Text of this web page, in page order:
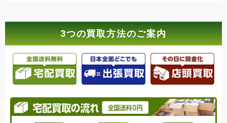
3つの買取方法のご案内